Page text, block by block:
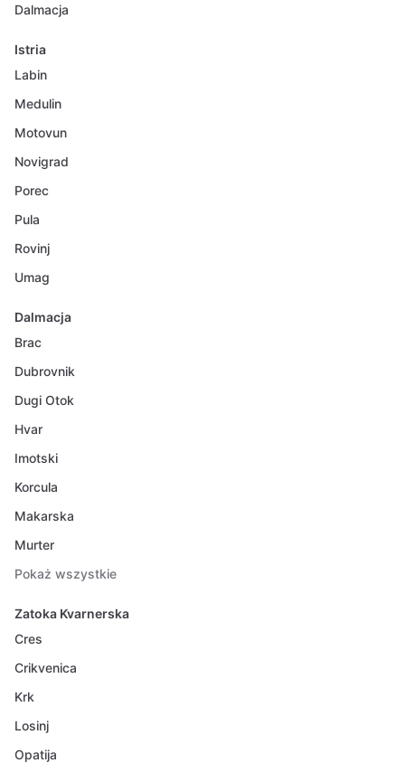
Dalmacja
Istria
Labin
Medulin
Motovun
Novigrad
Porec
Pula
Rovinj
Umag
Dalmacja
Brac
Dubrovnik
Dugi Otok
Hvar
Imotski
Korcula
Makarska
Murter
Pokaż wszystkie
Zatoka Kvarnerska
Cres
Crikvenica
Krk
Losinj
Opatija